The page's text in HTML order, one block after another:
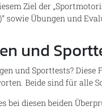
Ziel der
sowie Übungen und
und
und Sporttests? Diese
Beide sind für alle
bei diesen beiden